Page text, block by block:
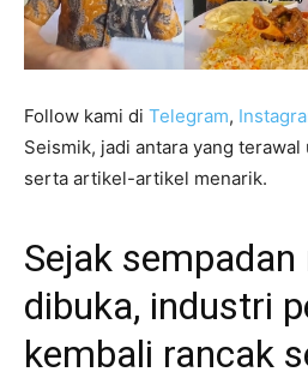
Follow kami di Telegram,
Seismik, jadi antara yang
serta artikel-artikel menarik.
Sejak sempadan
dibuka, industri
kembali rancak